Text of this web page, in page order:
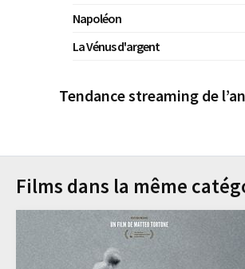
Napoléon
La Vénus d'argent
Tendance streaming de
Films dans la même